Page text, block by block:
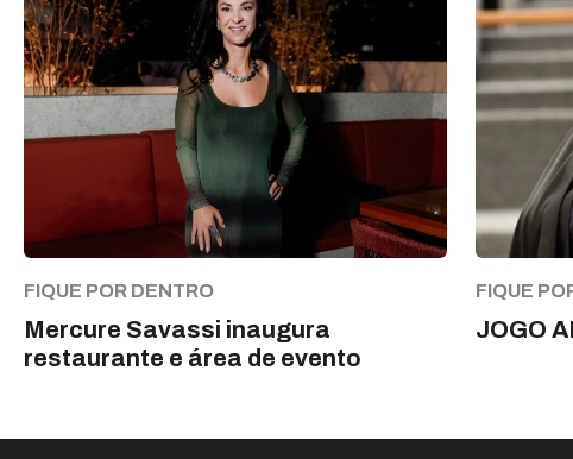
FIQUE POR DENTRO
Mercure Savassi inaugura
restaurante e área de evento
FIQUE
JOGO